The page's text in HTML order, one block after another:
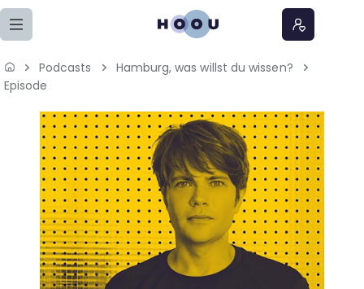
Zum Seiteninhalt springen
Lernangebote
Podcasts
Meine Lernangebote
News
Podcasts
Hamburg, was willst du wissen?
Episode